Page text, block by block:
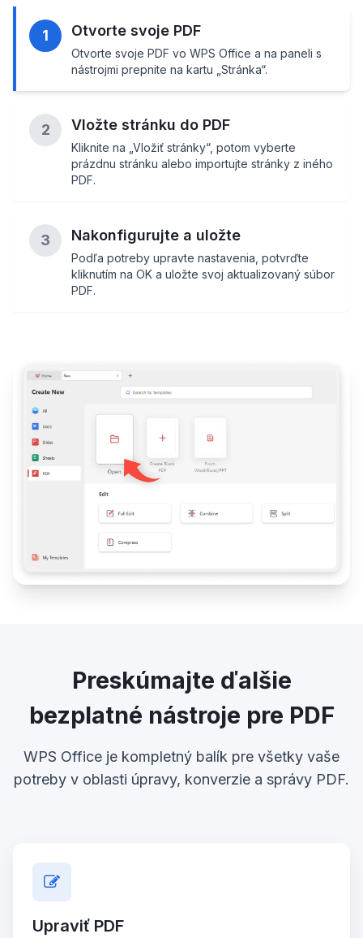
1 Otvorte svoje PDF
Otvorte svoje PDF vo WPS Office a na paneli s
nástrojmi prepnite na kartu „Stránka“.
2 Vložte stránku do PDF
Kliknite na „Vložiť stránky“, potom vyberte
prázdnu stránku alebo importujte stránky z iného
PDF.
3 Nakonfigurujte a uložte
Podľa potreby upravte nastavenia, potvrďte
kliknutím na OK a uložte svoj aktualizovaný súbor
PDF.
Preskúmajte ďalšie
bezplatné nástroje pre PDF
WPS Office je kompletný balík pre všetky vaše
potreby v oblasti úpravy, konverzie a správy PDF.
Upraviť PDF